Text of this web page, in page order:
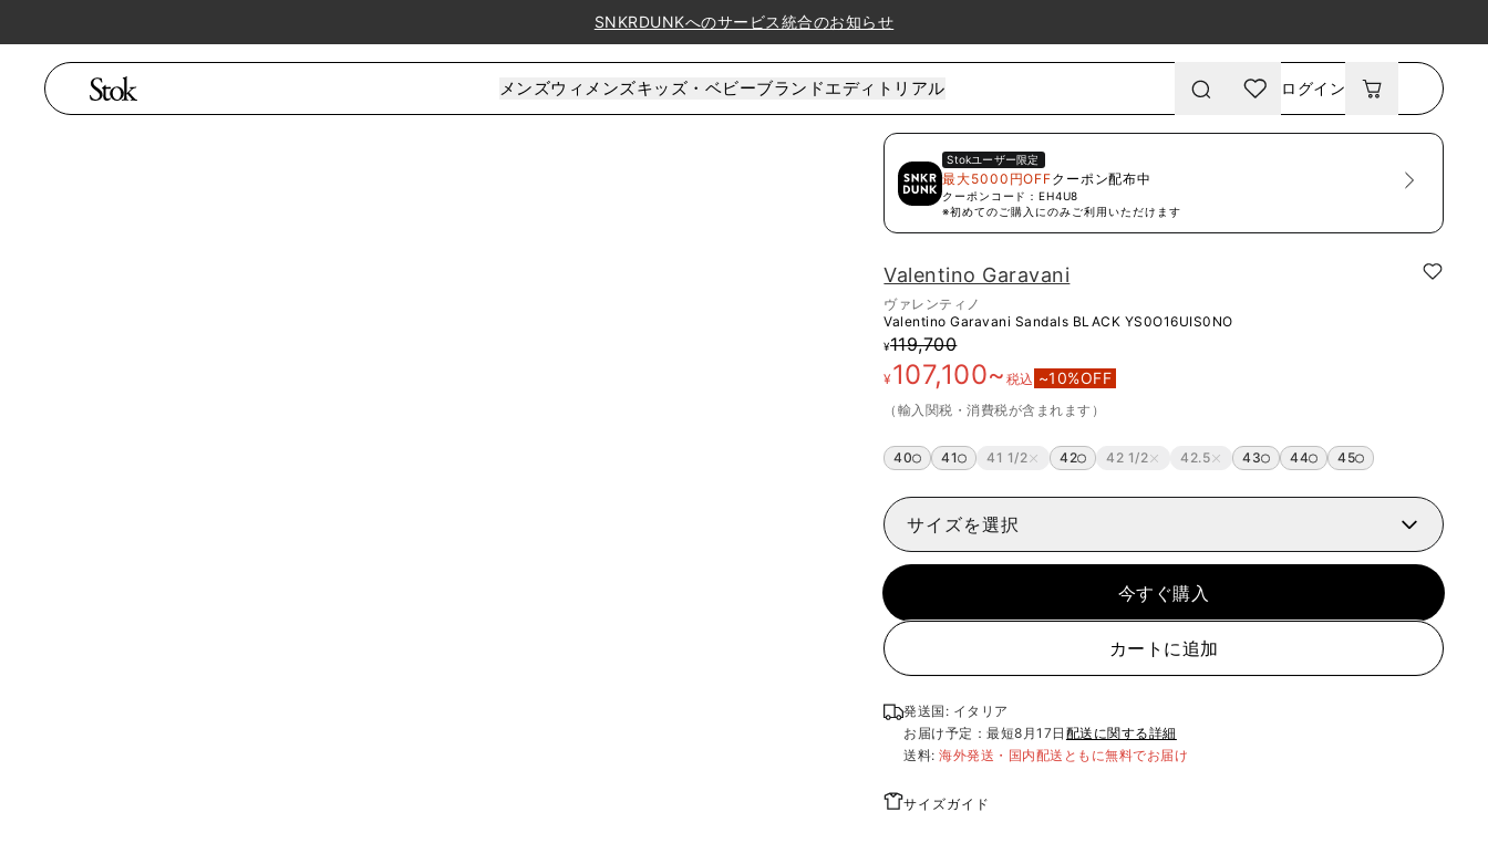
SNKRDUNKへのサービス統合のお知らせ
メンズウィメンズキッズ・ベビーブランドエディトリアル ログイン
Stokユーザー限定
最大5000円OFFクーポン配布中
クーポンコード： EH4U8
※初めてのご購入にのみご利用いただけます
Valentino Garavani
ヴァレンティノ
Valentino Garavani Sandals BLACK YS0O16UIS0NO
¥119,700
¥107,100~ 税込 ~10%OFF
（輸入関税・消費税が含まれます）
40 41 41 1/2 42 42 1/2 42.5 43 44 45
サイズを選択
今すぐ購入
カートに追加
発送国: イタリア
お届け予定：最短8月17日 配送に関する詳細
送料:海外発送・国内配送ともに無料でお届け
サイズガイド